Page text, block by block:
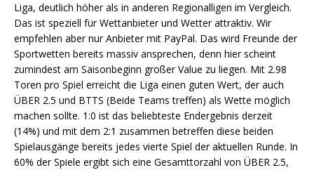
Liga, deutlich höher als in anderen Regionalligen im Vergleich.
Das ist speziell für Wettanbieter und Wetter attraktiv. Wir
empfehlen aber nur Anbieter mit PayPal. Das wird Freunde der
Sportwetten bereits massiv ansprechen, denn hier scheint
zumindest am Saisonbeginn großer Value zu liegen. Mit 2.98
Toren pro Spiel erreicht die Liga einen guten Wert, der auch
ÜBER 2.5 und BTTS (Beide Teams treffen) als Wette möglich
machen sollte. 1:0 ist das beliebteste Endergebnis derzeit
(14%) und mit dem 2:1 zusammen betreffen diese beiden
Spielausgänge bereits jedes vierte Spiel der aktuellen Runde. In
60% der Spiele ergibt sich eine Gesamttorzahl von ÜBER 2.5,